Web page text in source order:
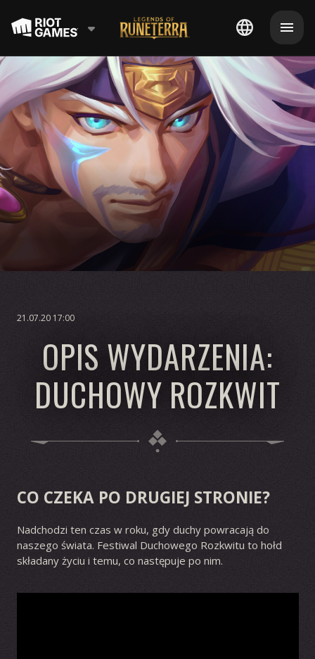
21.07.20 17:00
OPIS WYDARZENIA:
DUCHOWY ROZKWIT
CO CZEKA PO DRUGIEJ STRONIE?
Nadchodzi ten czas w roku, gdy duchy powracają do
naszego świata. Festiwal Duchowego Rozkwitu to hołd
składany życiu i temu, co następuje po nim.